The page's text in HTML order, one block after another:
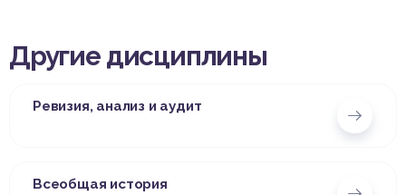
Другие дисциплины
Ревизия, анализ и аудит
Всеобщая история